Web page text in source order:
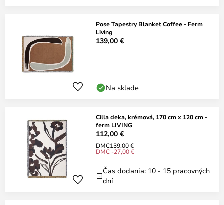
Pose Tapestry Blanket Coffee - Ferm
Living
139,00 €
Na sklade
Cilla deka, krémová, 170 cm x 120 cm -
ferm LIVING
112,00 €
DMC139,00 €
DMC -27,00 €
Čas dodania: 10 - 15 pracovných
dní